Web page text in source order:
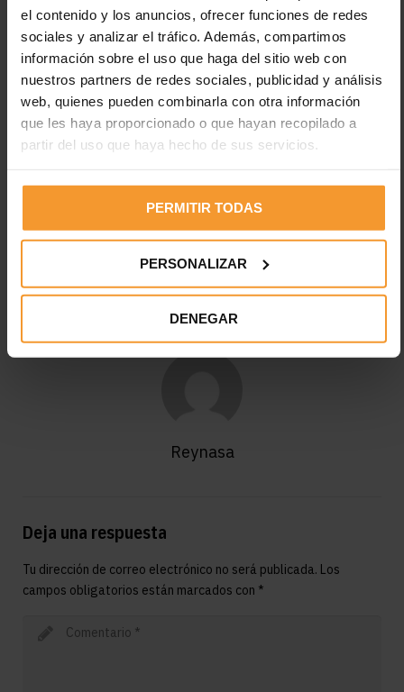
el contenido y los anuncios, ofrecer funciones de redes
sociales y analizar el tráfico. Además, compartimos
información sobre el uso que haga del sitio web con
nuestros partners de redes sociales, publicidad y análisis
web, quienes pueden combinarla con otra información
que les haya proporcionado o que hayan recopilado a
partir del uso que haya hecho de sus servicios.
PERMITIR TODAS
PERSONALIZAR
DENEGAR
dispositivo.
Tras esto, a través de la pantalla incorporada en el
aparato, se puede ver la orientación en la que se
encuentra el haz de luz.
Posteriormente, se comprueba el correcto funcionamiento de
las luces de carretera, los intermitentes, las luces de
emergencia y las antiniebla, así como si el vehículo cuenta con
Etiquetas:
mantenimiento regloscopio
visibilidad
Reynasa
Deja una respuesta
Tu dirección de correo electrónico no será publicada. Los
campos obligatorios están marcados con *